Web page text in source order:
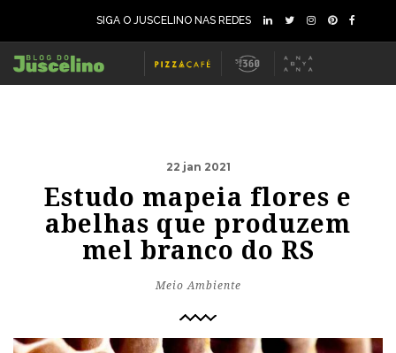
SIGA O JUSCELINO NAS REDES
22 jan 2021
Estudo mapeia flores e
abelhas que produzem
mel branco do RS
Meio Ambiente